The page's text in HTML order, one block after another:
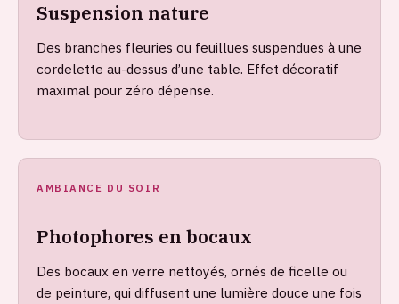
Suspension nature
Des branches fleuries ou feuillues suspendues à une
cordelette au-dessus d’une table. Effet décoratif
maximal pour zéro dépense.
AMBIANCE DU SOIR
Photophores en bocaux
Des bocaux en verre nettoyés, ornés de ficelle ou
de peinture, qui diffusent une lumière douce une fois